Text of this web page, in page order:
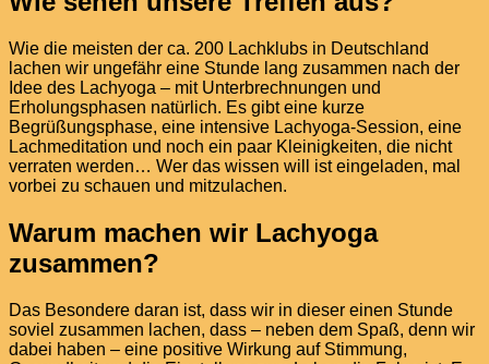
Wie die meisten der ca. 200 Lachklubs in Deutschland
lachen wir ungefähr eine Stunde lang zusammen nach der
Idee des Lachyoga – mit Unterbrechnungen und
Erholungsphasen natürlich. Es gibt eine kurze
Begrüßungsphase, eine intensive Lachyoga-Session, eine
Lachmeditation und noch ein paar Kleinigkeiten, die nicht
verraten werden… Wer das wissen will ist eingeladen, mal
vorbei zu schauen und mitzulachen.
Warum machen wir Lachyoga
zusammen?
Das Besondere daran ist, dass wir in dieser einen Stunde
soviel zusammen lachen, dass – neben dem Spaß, denn wir
dabei haben – eine positive Wirkung auf Stimmung,